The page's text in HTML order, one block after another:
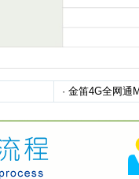
· 金笛4G全网通